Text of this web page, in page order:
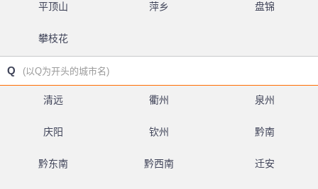
平顶山 萍乡 盘锦
攀枝花
Q (以Q为开头的城市名)
清远 衢州 泉州
庆阳 钦州 黔南
黔东南 黔西南 迁安